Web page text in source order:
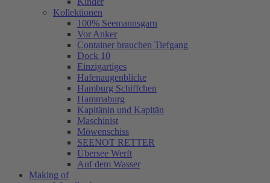
Kollektionen
100% Seemannsgarn
Vor Anker
Container brauchen Tiefgang
Dock 10
Einzigartiges
Hafenaugen­blicke
Hamburg Schiffchen
Hammaburg
Kapitänin und Kapitän
Maschinist
Möwenschiss
SEENOT RETTER
Übersee Werft
Auf dem Wasser
Making of